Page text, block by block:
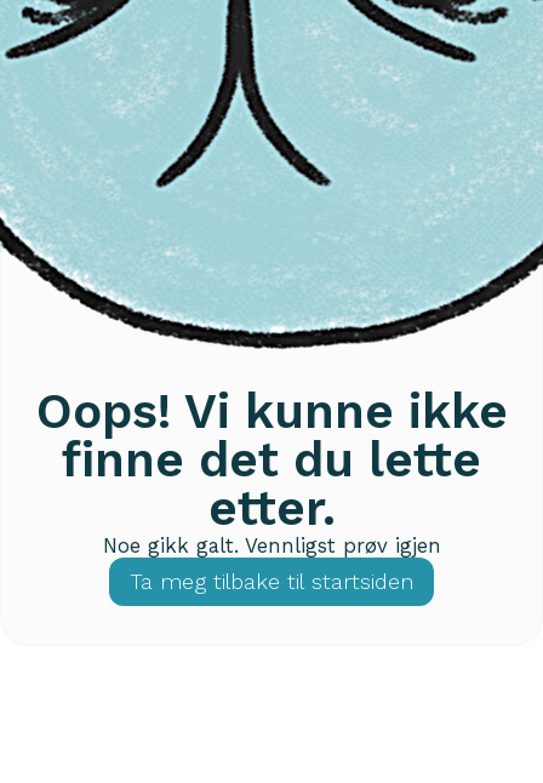
Oops! Vi kunne ikke
finne det du lette
etter.
Noe gikk galt. Vennligst prøv igjen
Ta meg tilbake til startsiden